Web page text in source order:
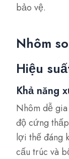
bảo vệ.
Nhôm
Hiệu
Khả năng
Nhôm dễ
độ cứng
lợi thế đáng
cấu trúc và